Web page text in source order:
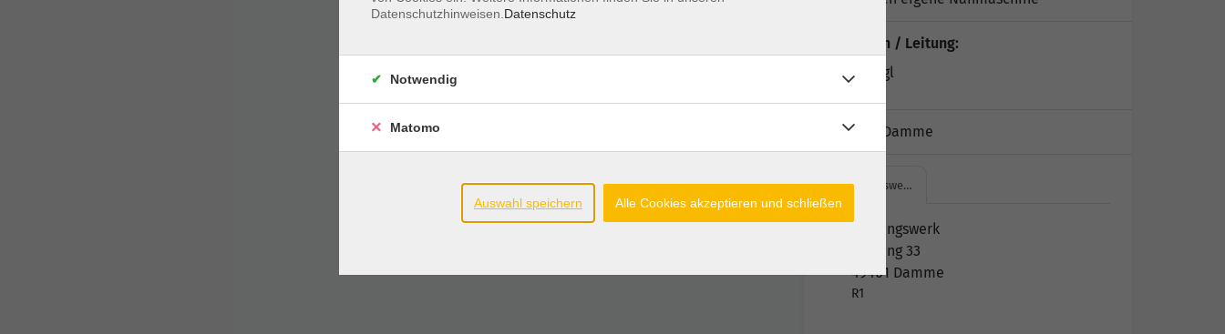
Dozent*in / Leitung:
Karin Nagl
Kursort: Damme
Bildungswe…
Bildungswerk
Südring 33
49401 Damme
R1
Datenschutzhinweisen. Datenschutz
Notwendig
Matomo
Auswahl speichern Alle Cookies akzeptieren und schließen